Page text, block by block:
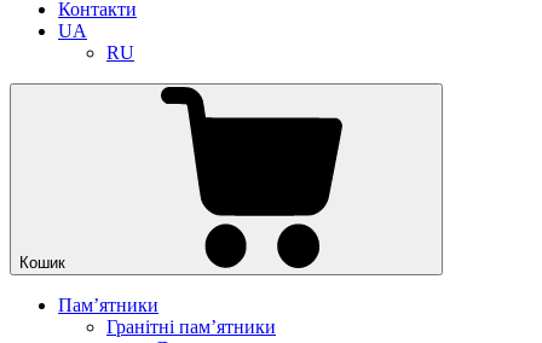
Контакти
UA
RU
Кошик
Памʼятники
Гранітні пам’ятники